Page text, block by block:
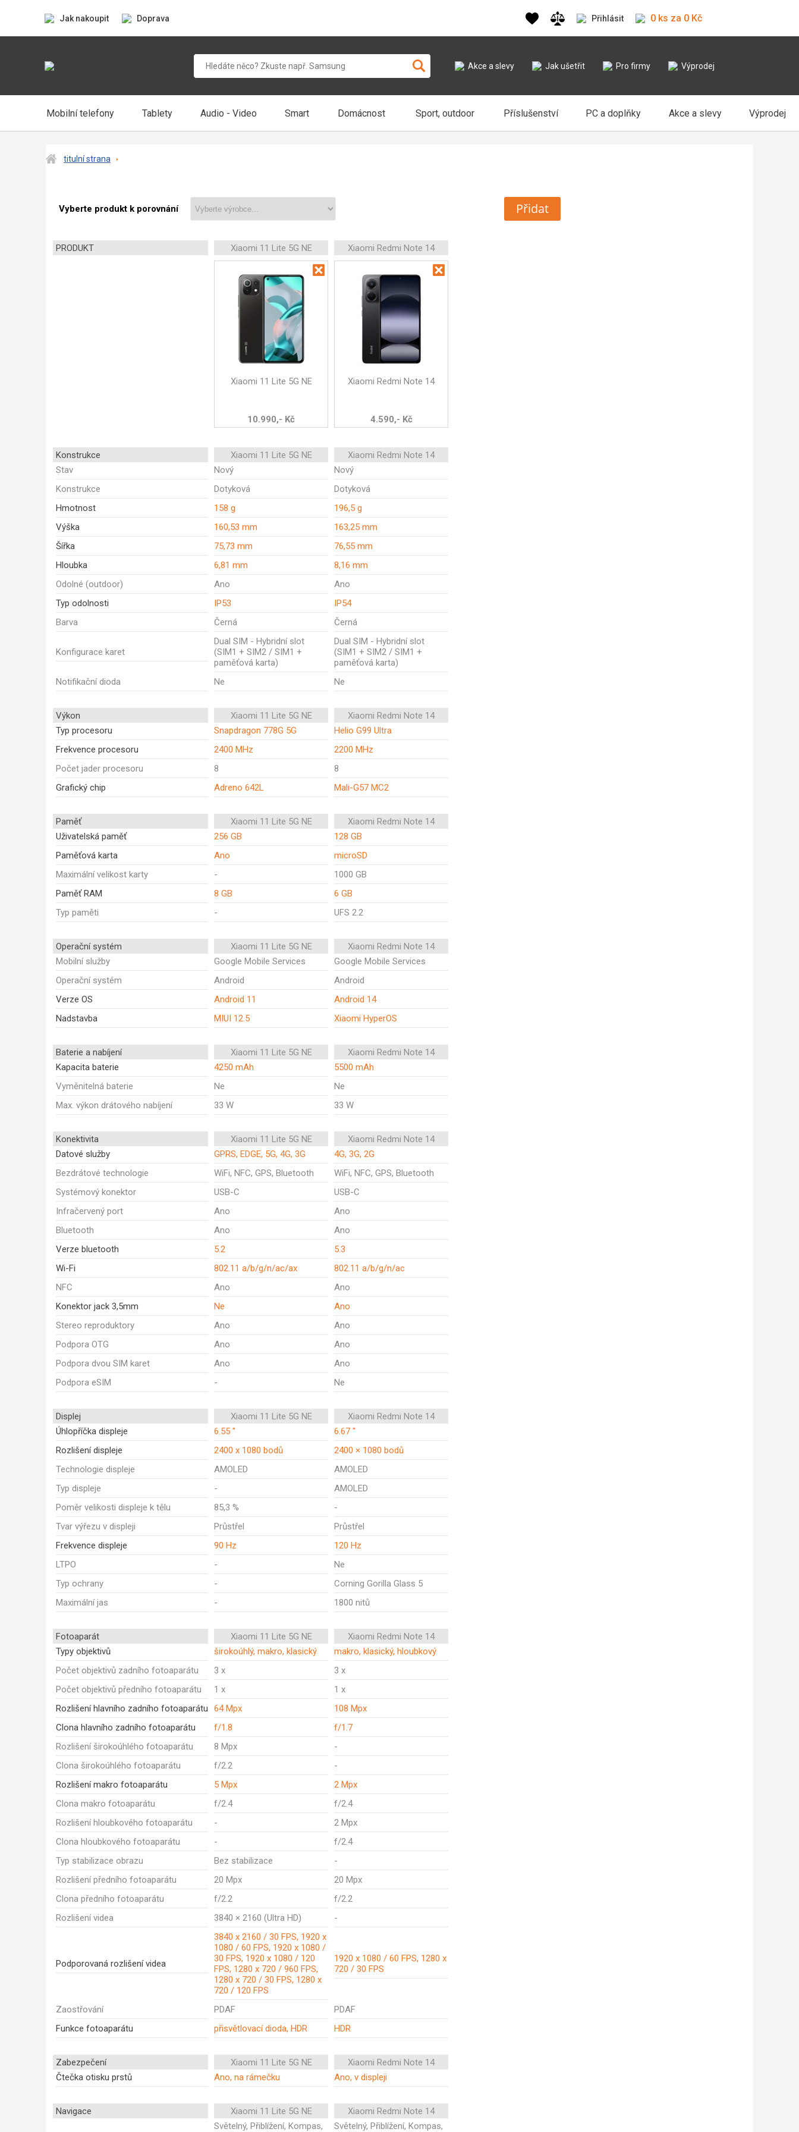
Jak nakoupit Doprava Přihlásit 0 ks za 0 Kč
Akce a slevy Jak ušetřit Pro firmy Výprodej
Mobilní telefony Tablety Audio - Video Smart Domácnost Sport, outdoor Příslušenství PC a doplňky Akce a slevy Výprodej
titulní strana
Vyberte produkt k porovnání Přidat
PRODUKT Xiaomi 11 Lite 5G NE Xiaomi Redmi Note 14
Xiaomi 11 Lite 5G NE
10.990,- Kč
Xiaomi Redmi Note 14
4.590,- Kč
Konstrukce Xiaomi 11 Lite 5G NE
Xiaomi Redmi Note 14
Stav
Nový
Nový
Konstrukce
Dotyková
Dotyková
Hmotnost
158 g
196,5 g
Výška
160,53 mm
163,25 mm
Šířka
75,73 mm
76,55 mm
Hloubka
6,81 mm
8,16 mm
Odolné (outdoor)
Ano
Ano
Typ odolnosti
IP53
IP54
Barva
Černá Černá
Konfigurace karet
Dual SIM - Hybridní slot
(SIM1 + SIM2 / SIM1 +
paměťová karta)
Dual SIM - Hybridní slot
(SIM1 + SIM2 / SIM1 +
paměťová karta)
Notifikační dioda
Ne Ne
Výkon Xiaomi 11 Lite 5G NE
Xiaomi Redmi Note 14
Typ procesoru
Snapdragon 778G 5G
Helio G99 Ultra
Frekvence procesoru
2400 MHz
2200 MHz
Počet jader procesoru
8
8
Grafický chip
Adreno 642L Mali-G57 MC2
Paměť Xiaomi 11 Lite 5G NE
Xiaomi Redmi Note 14
Uživatelská paměť
256 GB
128 GB
Paměťová karta
Ano
microSD
Maximální velikost karty
-
1000 GB
Paměť RAM
8 GB
6 GB
Typ paměti
- UFS 2.2
Operační systém Xiaomi 11 Lite 5G NE
Xiaomi Redmi Note 14
Mobilní služby
Google Mobile Services
Google Mobile Services
Operační systém
Android
Android
Verze OS
Android 11
Android 14
Nadstavba
MIUI 12.5 Xiaomi HyperOS
Baterie a nabíjení Xiaomi 11 Lite 5G NE
Xiaomi Redmi Note 14
Kapacita baterie
4250 mAh
5500 mAh
Vyměnitelná baterie
Ne
Ne
Max. výkon drátového nabíjení
33 W 33 W
Konektivita Xiaomi 11 Lite 5G NE
Xiaomi Redmi Note 14
Datové služby
GPRS, EDGE, 5G, 4G, 3G
4G, 3G, 2G
Bezdrátové technologie
WiFi, NFC, GPS, Bluetooth
WiFi, NFC, GPS, Bluetooth
Systémový konektor
USB-C
USB-C
Infračervený port
Ano
Ano
Bluetooth
Ano
Ano
Verze bluetooth
5.2
5.3
Wi-Fi
802.11 a/b/g/n/ac/ax
802.11 a/b/g/n/ac
NFC
Ano
Ano
Konektor jack 3,5mm
Ne
Ano
Stereo reproduktory
Ano
Ano
Podpora OTG
Ano
Ano
Podpora dvou SIM karet
Ano
Ano
Podpora eSIM
- Ne
Displej Xiaomi 11 Lite 5G NE
Xiaomi Redmi Note 14
Úhlopříčka displeje
6.55 "
6.67 "
Rozlišení displeje
2400 x 1080 bodů
2400 × 1080 bodů
Technologie displeje
AMOLED
AMOLED
Typ displeje
-
AMOLED
Poměr velikosti displeje k tělu
85,3 %
-
Tvar výřezu v displeji
Průstřel
Průstřel
Frekvence displeje
90 Hz
120 Hz
LTPO
-
Ne
Typ ochrany
-
Corning Gorilla Glass 5
Maximální jas
- 1800 nitů
Fotoaparát Xiaomi 11 Lite 5G NE
Xiaomi Redmi Note 14
Typy objektivů
širokoúhlý, makro, klasický
makro, klasický, hloubkový
Počet objektivů zadního fotoaparátu
3 x
3 x
Počet objektivů předního fotoaparátu
1 x
1 x
Rozlišení hlavního zadního fotoaparátu
64 Mpx
108 Mpx
Clona hlavního zadního fotoaparátu
f/1.8
f/1.7
Rozlišení širokoúhlého fotoaparátu
8 Mpx
-
Clona širokoúhlého fotoaparátu
f/2.2
-
Rozlišení makro fotoaparátu
5 Mpx
2 Mpx
Clona makro fotoaparátu
f/2.4
f/2.4
Rozlišení hloubkového fotoaparátu
-
2 Mpx
Clona hloubkového fotoaparátu
-
f/2.4
Typ stabilizace obrazu
Bez stabilizace
-
Rozlišení předního fotoaparátu
20 Mpx
20 Mpx
Clona předního fotoaparátu
f/2.2
f/2.2
Rozlišení videa
3840 × 2160 (Ultra HD) -
Podporovaná rozlišení videa
3840 x 2160 / 30 FPS, 1920 x
1080 / 60 FPS, 1920 x 1080 /
30 FPS, 1920 x 1080 / 120
FPS, 1280 x 720 / 960 FPS,
1280 x 720 / 30 FPS, 1280 x
720 / 120 FPS
1920 x 1080 / 60 FPS, 1280 x
720 / 30 FPS
Zaostřování PDAF
PDAF
Funkce fotoaparátu
přisvětlovací dioda, HDR HDR
Zabezpečení Xiaomi 11 Lite 5G NE
Xiaomi Redmi Note 14
Čtečka otisku prstů
Ano, na rámečku Ano, v displeji
Navigace Xiaomi 11 Lite 5G NE Xiaomi Redmi Note 14
Světelný, Přiblížení, Kompas,
Světelný, Přiblížení, Kompas,